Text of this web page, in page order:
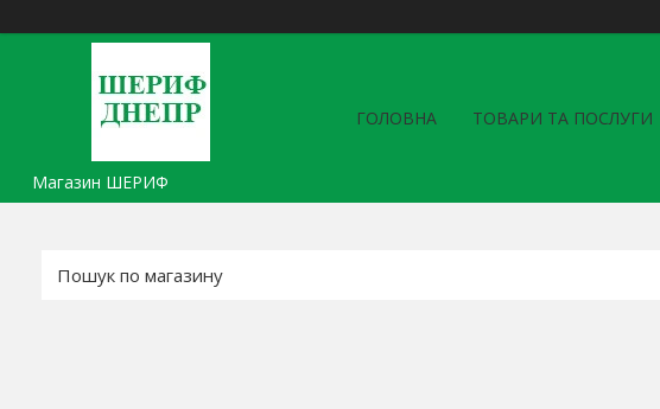
Магазин ШЕРИФ
ГОЛОВНА ТОВАРИ ТА ПОСЛУГИ